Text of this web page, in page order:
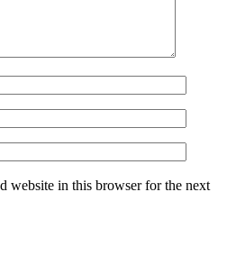
website in this browser for the next